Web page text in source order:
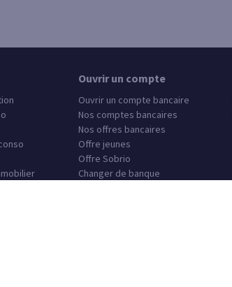
Ouvrir un compte
Ouvrir un compte bancaire
Nos comptes bancaires
Nos offres bancaires
Offre jeunes
Offre Sobrio
Changer de banque